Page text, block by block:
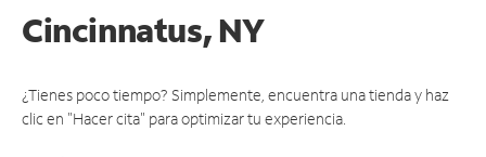
Cincinnatus, NY
¿Tienes poco tiempo? Simplemente, encuentra una tienda y haz
clic en "Hacer cita" para optimizar tu experiencia.